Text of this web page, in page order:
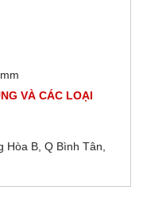
VÀ CÁC LOẠI
B, Q Bình Tân,